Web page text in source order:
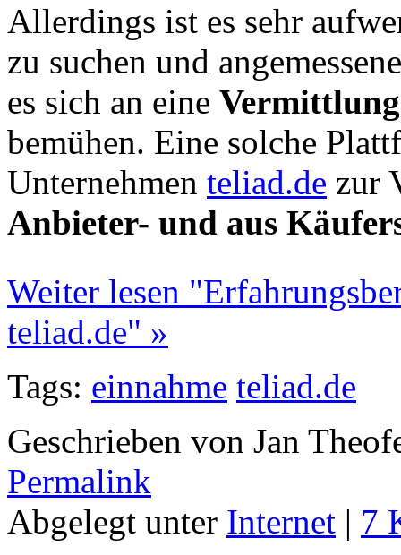
Allerdings ist es sehr
zu suchen und
es sich an eine
bemühen. Eine solche
Unternehmen teliad.de zur
Anbieter- und aus
Weiter lesen
teliad.de" »
Tags: einnahme teliad.de
Geschrieben von Jan
Permalink
Abgelegt unter Internet | 7